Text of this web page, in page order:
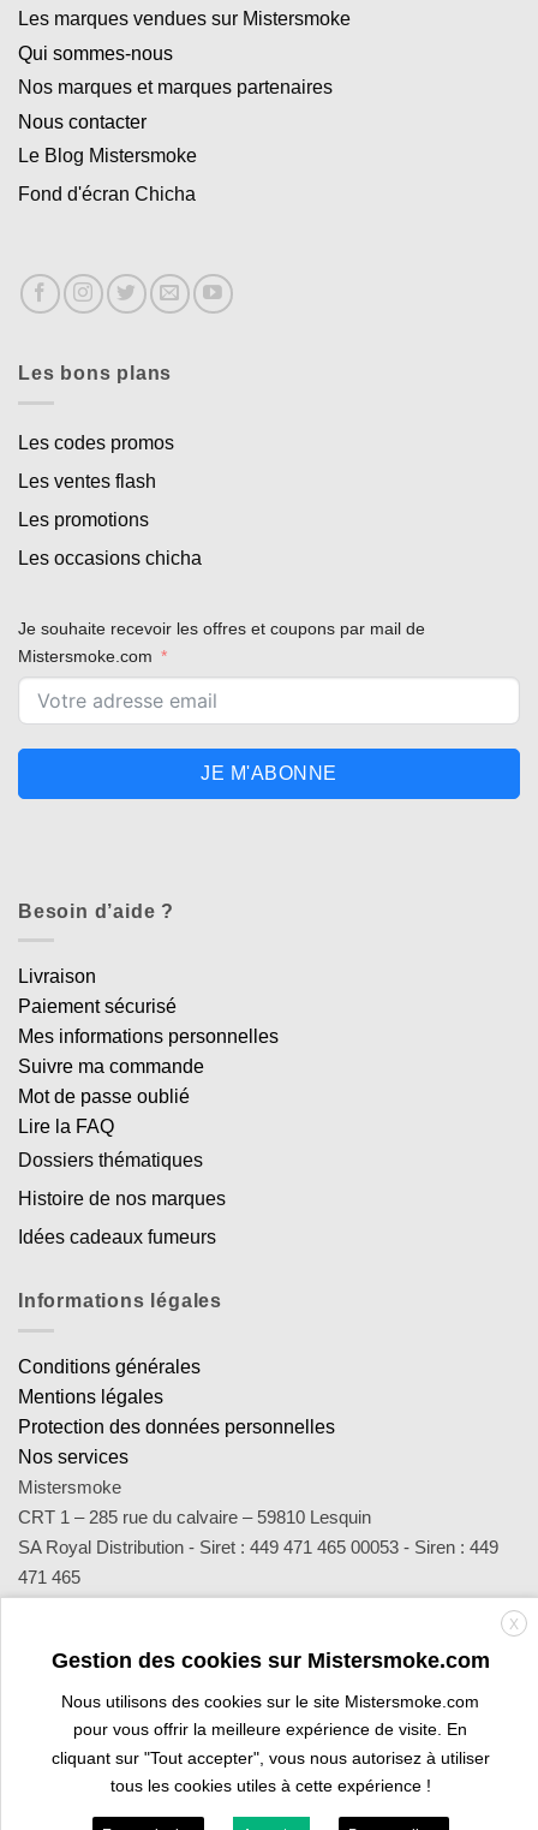
Les marques vendues sur Mistersmoke
Qui sommes-nous
Nos marques et marques partenaires
Nous contacter
Le Blog Mistersmoke
Fond d'écran Chicha
Les bons plans
Les codes promos
Les ventes flash
Les promotions
Les occasions chicha
Je souhaite recevoir les offres et coupons par mail de
Mistersmoke.com
JE M'ABONNE
Besoin d’aide ?
Livraison
Paiement sécurisé
Mes informations personnelles
Suivre ma commande
Mot de passe oublié
Lire la FAQ
Dossiers thématiques
Histoire de nos marques
Idées cadeaux fumeurs
Informations légales
Conditions générales
Mentions légales
Protection des données personnelles
Nos services
Mistersmoke
CRT 1 – 285 rue du calvaire – 59810 Lesquin
SA Royal Distribution - Siret : 449 471 465 00053 - Siren : 449
471 465
sav@mistersmoke.com ou par téléphone au 03 20 90 56 55 du
lundi au vendredi de 9h à 17h.
Credit
Card
MasterCard
Apple
Pay
Bank
Transfer
Visa
Visa
Electron
X
Gestion des cookies sur Mistersmoke.com
Nous utilisons des cookies sur le site Mistersmoke.com
pour vous offrir la meilleure expérience de visite. En
cliquant sur "Tout accepter", vous nous autorisez à utiliser
tous les cookies utiles à cette expérience !